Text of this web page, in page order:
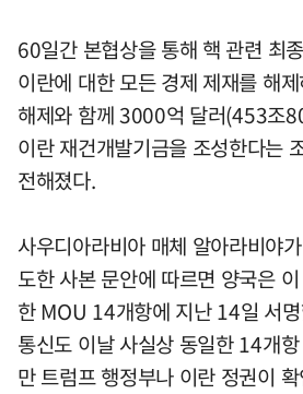
60일간 본협상을 통해 핵 관련 최
이란에 대한 모든 경제 제재를 해
해제와 함께 3000억 달러(453조
이란 재건개발기금을 조성한다는
전해졌다.
사우디아라비아 매체 알아라비야
도한 사본 문안에 따르면 양국은
한 MOU 14개항에 지난 14일 서
통신도 이날 사실상 동일한 14개
만 트럼프 행정부나 이란 정권이